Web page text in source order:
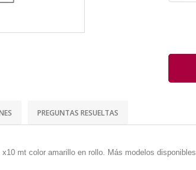
PREGUNTAS RESUELTAS
mt color amarillo en rollo. Más modelos disponibles